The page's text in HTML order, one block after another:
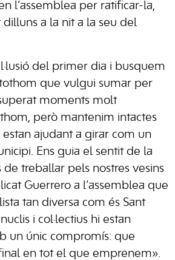
l’assemblea per ratificar-la,
a la nit a la seu del
del primer dia i busquem
que vulgui sumar per
moments molt
però mantenim intactes
estan ajudant a girar com un
Ens guia el sentit de la
de treballar pels nostres vesins
Guerrero a l’assemblea que
tan diversa com és Sant
i col·lectius hi estan
un únic compromís: que
en tot el que emprenem».